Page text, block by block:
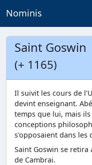
Nominis
Saint Goswin
(+ 1165)
Il suivit les cours de
devint enseignant.
temps que lui, mais
conceptions
s'opposaient dans les
Saint Goswin se retira
de Cambrai.